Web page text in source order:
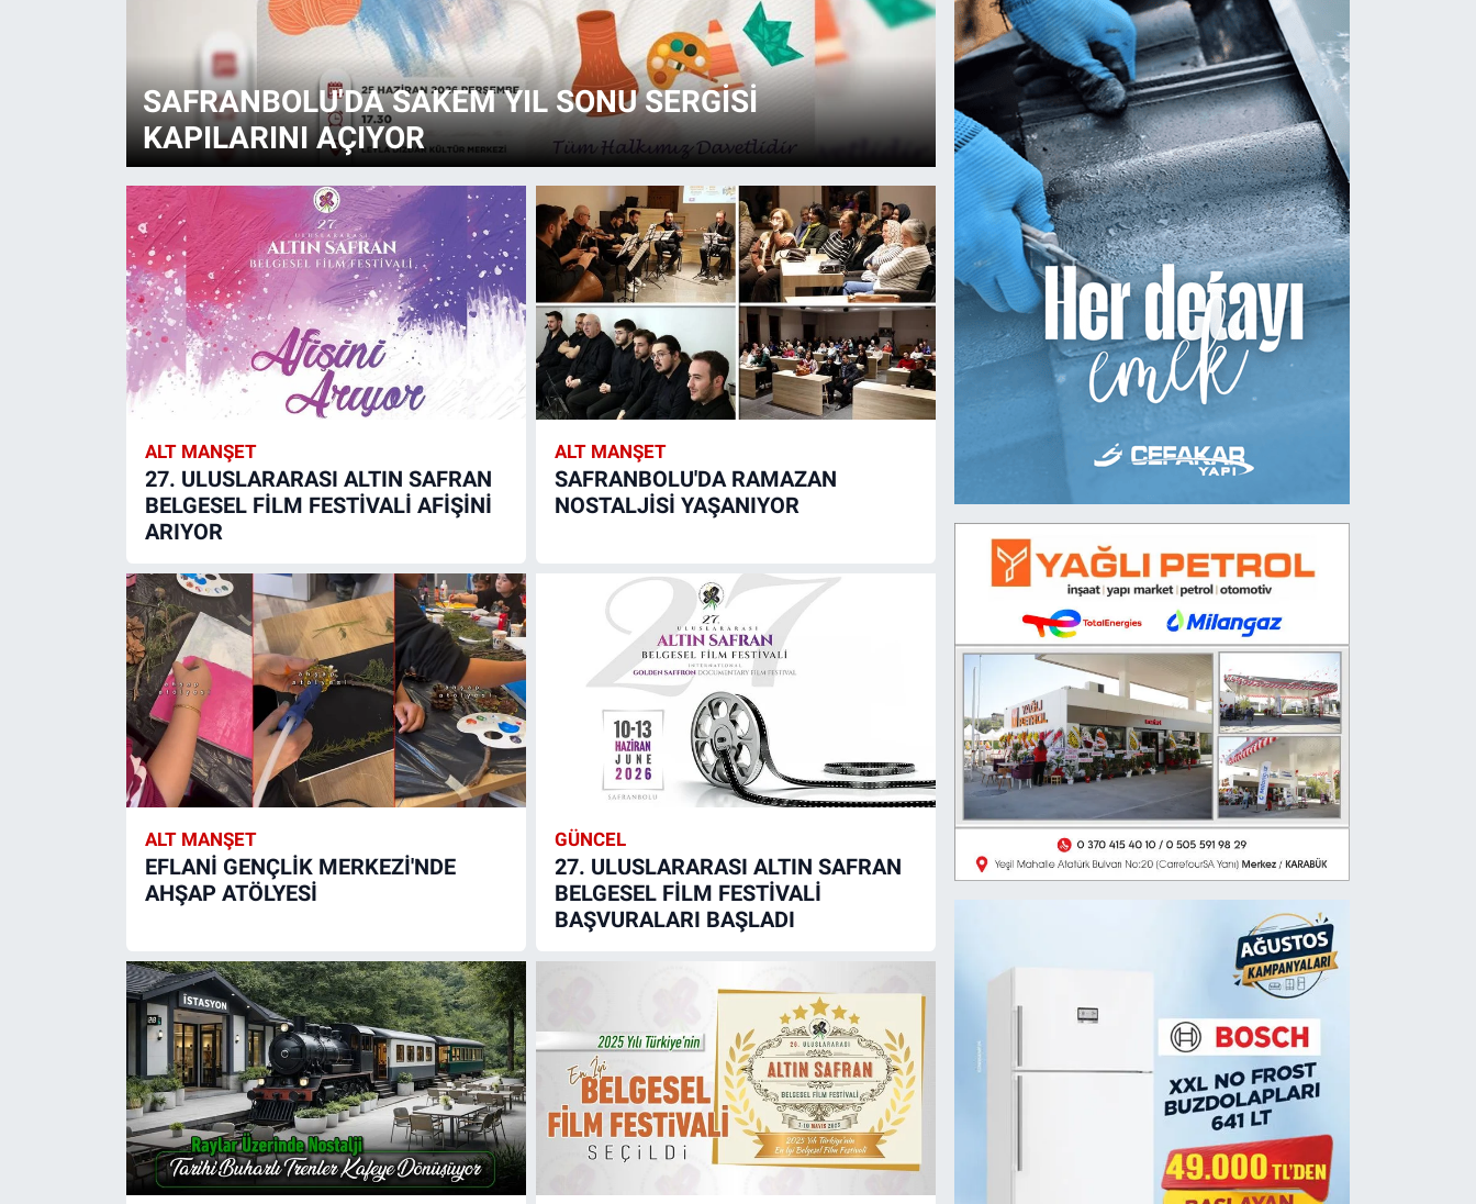
SAFRANBOLU'DA SAKEM YIL SONU SERGİSİ
KAPILARINI AÇIYOR
SAFRANBOLU'DA BELGESEL
DOLU GEÇİYOR
ALT MANŞET
27. ULUSLARARASI ALTIN SAFRAN
BELGESEL FİLM FESTİVALİ AFİŞİNİ
ARIYOR
ALT MANŞET
SAFRANBOLU'DA RAMAZAN
NOSTALJİSİ YAŞANIYOR
ALT MANŞET
EFLANİ GENÇLİK MERKEZİ'NDE
AHŞAP ATÖLYESİ
GÜNCEL
27. ULUSLARARASI ALTIN SAFRAN
BELGESEL FİLM FESTİVALİ
BAŞVURALARI BAŞLADI